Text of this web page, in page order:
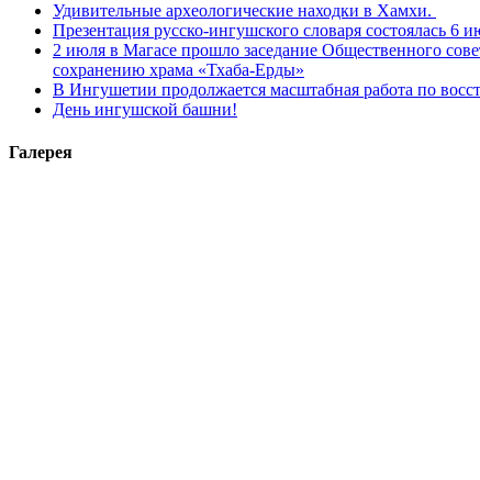
Удивительные археологические находки в Хамхи.
Презентация русско-ингушского словаря состоялась 6
2 июля в Магасе прошло заседание Общественного
сохранению храма «Тхаба-Ерды»
В Ингушетии продолжается масштабная работа по
День ингушской башни!
Галерея